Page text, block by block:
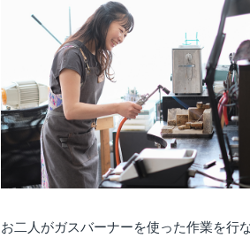
お二人がガスバーナーを使った作業を行